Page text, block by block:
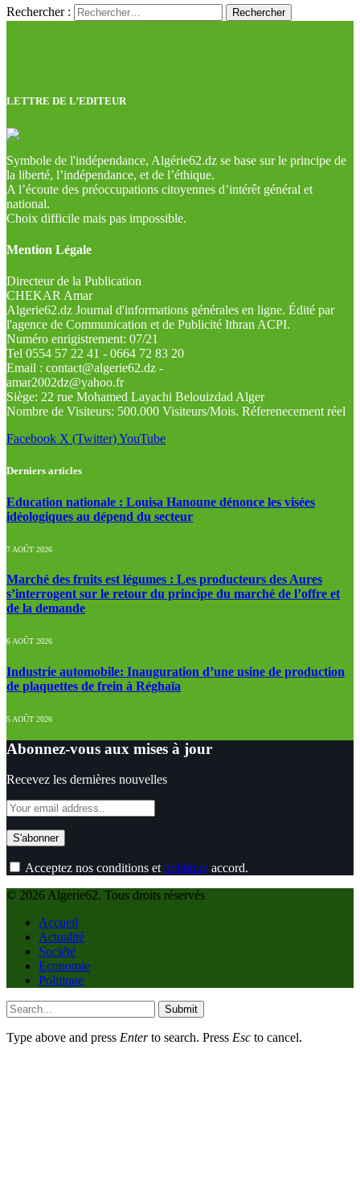
Rechercher :
LETTRE DE L’EDITEUR
Symbole de l'indépendance, Algérie62.dz se base sur le principe de
la liberté, l’indépendance, et de l’éthique.
A l’écoute des préoccupations citoyennes d’intérêt général et
national.
Choix difficile mais pas impossible.
Mention Légale
Directeur de la Publication
CHEKAR Amar
Algerie62.dz Journal d'informations générales en ligne. Édité par
l'agence de Communication et de Publicité Ithran ACPI.
Numéro enrigistrement: 07/21
Tel 0554 57 22 41 - 0664 72 83 20
Email : contact@algerie62.dz -
amar2002dz@yahoo.fr
Siège: 22 rue Mohamed Layachi Belouizdad Alger
Nombre de Visiteurs: 500.000 Visiteurs/Mois. Réferenecement réel
Facebook X (Twitter)YouTube
Derniers articles
Education nationale : Louisa Hanoune dénonce les visées
idéologiques au dépend du secteur
7 AOÛT 2026
Marché des fruits est légumes : Les producteurs des Aures
s’interrogent sur le retour du principe du marché de l’offre et
de la demande
6 AOÛT 2026
Industrie automobile: Inauguration d’une usine de production
de plaquettes de frein à Réghaïa
5 AOÛT 2026
Abonnez-vous aux mises à jour
Recevez les dernières nouvelles
Acceptez nos conditions etpolitique accord.
© 2026 Algerie62. Tous droits réservés
Accueil
Actualité
Société
Economie
Politique
Submit
Type above and press Enterto search. Press Esc to cancel.